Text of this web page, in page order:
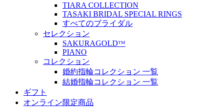
TIARA COLLECTION
TASAKI BRIDAL SPECIAL RINGS
すべてのブライダル
セレクション
SAKURAGOLDᵀᴹ
PIANO
コレクション
婚約指輪コレクション 一覧
結婚指輪コレクション 一覧
ギフト
オンライン限定商品